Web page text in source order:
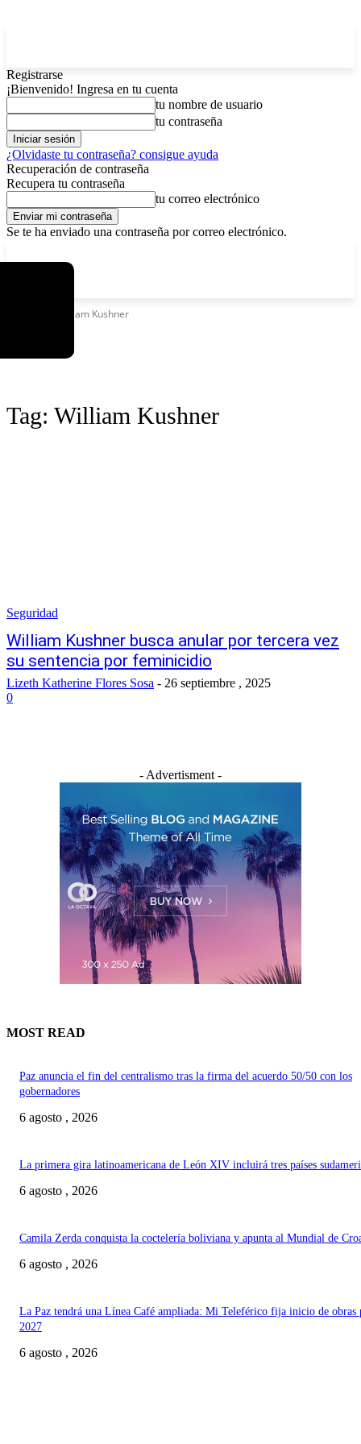
Registrarse
¡Bienvenido! Ingresa en tu cuenta
tu nombre de usuario
tu contraseña
¿Olvidaste tu contraseña? consigue ayuda
Recuperación de contraseña
Recupera tu contraseña
tu correo electrónico
Se te ha enviado una contraseña por correo electrónico.
William Kushner
Tag: William Kushner
Seguridad
William Kushner busca anular por tercera vez
su sentencia por feminicidio
Lizeth Katherine Flores Sosa - 26 septiembre , 2025
0
- Advertisment -
MOST READ
Paz anuncia el fin del centralismo tras la firma del acuerdo 50/50 con los
gobernadores
6 agosto , 2026
La primera gira latinoamericana de León XIV incluirá tres países
6 agosto , 2026
Camila Zerda conquista la coctelería boliviana y apunta al Mundial de
6 agosto , 2026
La Paz tendrá una Línea Café ampliada: Mi Teleférico fija inicio de obras
2027
6 agosto , 2026